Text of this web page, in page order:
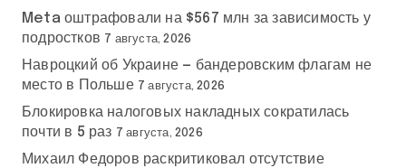
Meta оштрафовали на $567 млн за зависимость у
подростков 7 августа, 2026
Навроцкий об Украине — бандеровским флагам не
место в Польше 7 августа, 2026
Блокировка налоговых накладных сократилась
почти в 5 раз 7 августа, 2026
Михаил Федоров раскритиковал отсутствие